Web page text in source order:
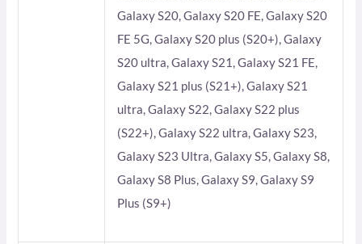
Galaxy S20, Galaxy S20 FE, Galaxy S20
FE 5G, Galaxy S20 plus (S20+), Galaxy
S20 ultra, Galaxy S21, Galaxy S21 FE,
Galaxy S21 plus (S21+), Galaxy S21
ultra, Galaxy S22, Galaxy S22 plus
(S22+), Galaxy S22 ultra, Galaxy S23,
Galaxy S23 Ultra, Galaxy S5, Galaxy S8,
Galaxy S8 Plus, Galaxy S9, Galaxy S9
Plus (S9+)